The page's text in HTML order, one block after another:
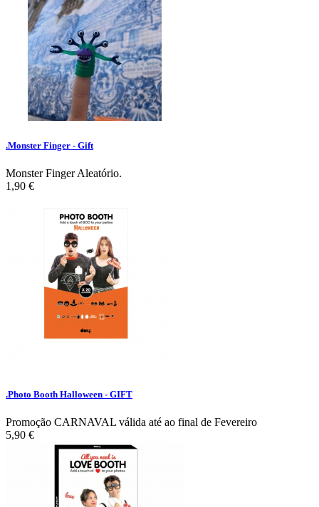
.Monster Finger - Gift
Monster Finger Aleatório.
1,90 €
.Photo Booth Halloween - GIFT
Promoção CARNAVAL válida até ao final de Fevereiro
5,90 €